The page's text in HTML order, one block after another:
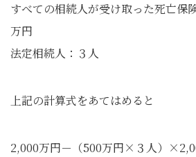
すべての相続人が受け取った死亡保
万円
法定相続人：３人
上記の計算式をあてはめると
2,000万円－（500万円×３人）